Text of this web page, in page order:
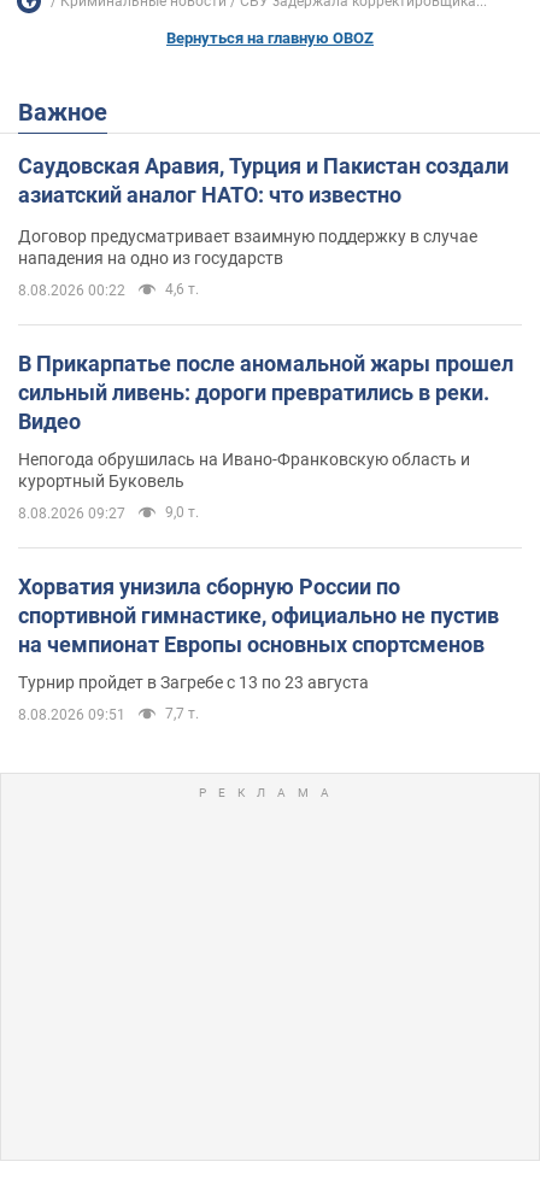
Вернуться на главную OBOZ
Важное
Саудовская Аравия, Турция и Пакистан создали
азиатский аналог НАТО: что известно
Договор предусматривает взаимную поддержку в случае
нападения на одно из государств
8.08.2026 00:22 4,6 т.
В Прикарпатье после аномальной жары прошел
сильный ливень: дороги превратились в реки.
Видео
Непогода обрушилась на Ивано-Франковскую область и
курортный Буковель
8.08.2026 09:27 9,0 т.
Хорватия унизила сборную России по
спортивной гимнастике, официально не пустив
на чемпионат Европы основных спортсменов
Турнир пройдет в Загребе с 13 по 23 августа
8.08.2026 09:51 7,7 т.